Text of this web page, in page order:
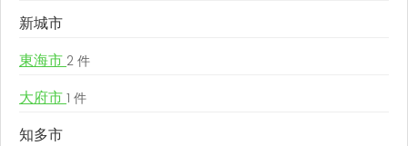
新城市
東海市 2 件
大府市 1 件
知多市